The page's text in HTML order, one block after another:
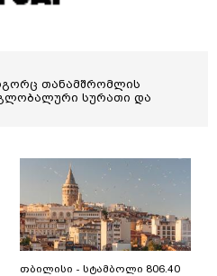
თანამშრომლის
სურათი და
თბილისი - სტამბოლი 806.40